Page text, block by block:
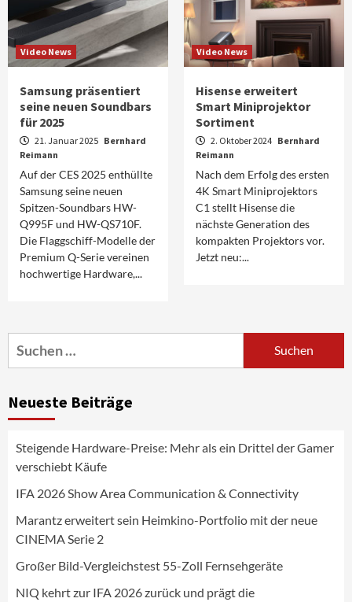
Video News
Samsung präsentiert
seine neuen Soundbars
für 2025
21. Januar 2025 Bernhard
Reimann
Auf der CES 2025 enthüllte
Samsung seine neuen
Spitzen-Soundbars HW-
Q995F und HW-QS710F.
Die Flaggschiff-Modelle der
Premium Q-Serie vereinen
hochwertige Hardware,...
Video News
Hisense erweitert
Smart Miniprojektor
Sortiment
2. Oktober 2024 Bernhard
Reimann
Nach dem Erfolg des ersten
4K Smart Miniprojektors
C1 stellt Hisense die
nächste Generation des
kompakten Projektors vor.
Jetzt neu:...
Suchen
nach:
Neueste Beiträge
Steigende Hardware-Preise: Mehr als ein Drittel der Gamer
verschiebt Käufe
IFA 2026 Show Area Communication & Connectivity
Marantz erweitert sein Heimkino-Portfolio mit der neue
CINEMA Serie 2
Großer Bild-Vergleichstest 55-Zoll Fernsehgeräte
NIQ kehrt zur IFA 2026 zurück und prägt die
Aktuell Audio
4
News aus dem Internet
Fernsehgeräte
5
NIQ kehrt zur IFA 2026 zurück und prägt
die Branchendebatte
6
Aktuell
CHERRY baut Vertriebsteam in